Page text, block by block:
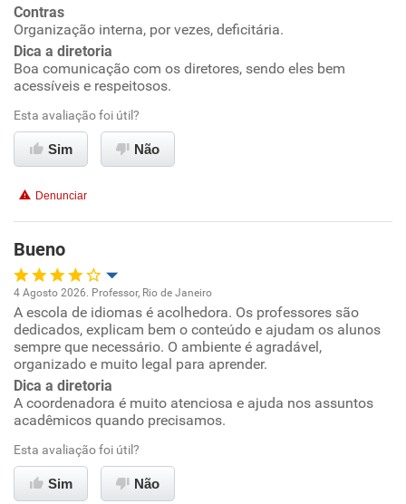
Benefícios
Recomenda esta empresa
Contras
Organização interna, por vezes, deficitária.
Dica a diretoria
Boa comunicação com os diretores, sendo eles bem
acessíveis e respeitosos.
Esta avaliação foi útil?
Sim Não
Denunciar
Bueno
Oportunidade de promoção
Ambiente de trabalho
Conciliação com a vida familiar
Benefícios
Recomenda esta empresa
4 Agosto 2026. Professor, Rio de Janeiro
A escola de idiomas é acolhedora. Os professores são
dedicados, explicam bem o conteúdo e ajudam os alunos
sempre que necessário. O ambiente é agradável,
organizado e muito legal para aprender.
Dica a diretoria
A coordenadora é muito atenciosa e ajuda nos assuntos
acadêmicos quando precisamos.
Esta avaliação foi útil?
Sim Não